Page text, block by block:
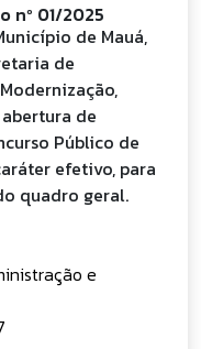
nº 01/2025
de Mauá,
de
de
Público de
efetivo, para
quadro geral.
e